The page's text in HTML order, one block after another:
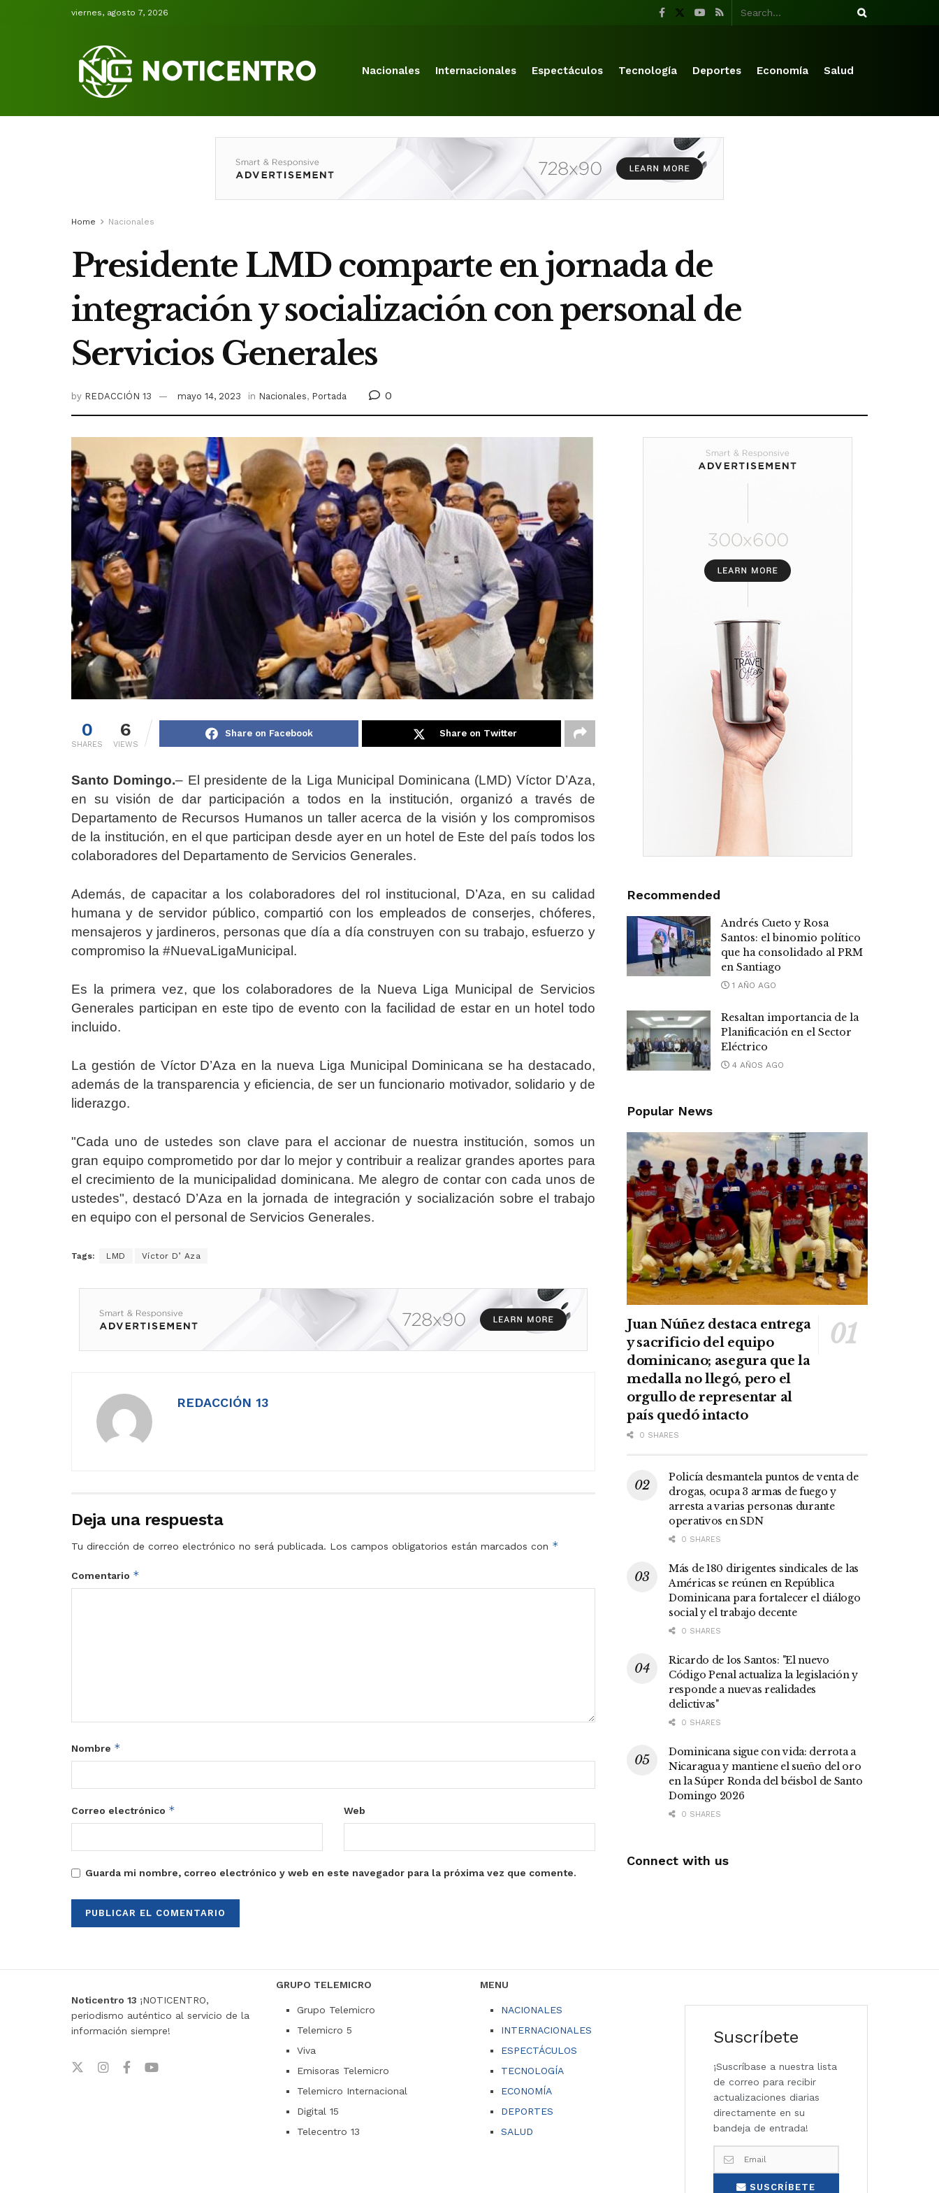
viernes, agosto 7, 2026
Nacionales Internacionales Espectáculos Tecnología Deportes Economía Salud
Home Nacionales
Presidente LMD comparte en jornada de
integración y socialización con personal de
Servicios Generales
by REDACCIÓN 13 mayo 14, 2023 in Nacionales, Portada 0
0
SHARES
6
VIEWS
Share on Facebook Share on Twitter
Santo Domingo.– El presidente de la Liga Municipal Dominicana (LMD) Víctor D’Aza,
en su visión de dar participación a todos en la institución, organizó a través de
Departamento de Recursos Humanos un taller acerca de la visión y los compromisos
de la institución, en el que participan desde ayer en un hotel de Este del país todos los
colaboradores del Departamento de Servicios Generales.
Además, de capacitar a los colaboradores del rol institucional, D’Aza, en su calidad
humana y de servidor público, compartió con los empleados de conserjes, chóferes,
mensajeros y jardineros, personas que día a día construyen con su trabajo, esfuerzo y
compromiso la #NuevaLigaMunicipal.
Es la primera vez, que los colaboradores de la Nueva Liga Municipal de Servicios
Generales participan en este tipo de evento con la facilidad de estar en un hotel todo
incluido.
La gestión de Víctor D’Aza en la nueva Liga Municipal Dominicana se ha destacado,
además de la transparencia y eficiencia, de ser un funcionario motivador, solidario y de
liderazgo.
"Cada uno de ustedes son clave para el accionar de nuestra institución, somos un
gran equipo comprometido por dar lo mejor y contribuir a realizar grandes aportes para
el crecimiento de la municipalidad dominicana. Me alegro de contar con cada unos de
ustedes", destacó D’Aza en la jornada de integración y socialización sobre el trabajo
en equipo con el personal de Servicios Generales.
Tags: LMD Víctor D’ Aza
REDACCIÓN 13
Deja una respuesta
Tu dirección de correo electrónico no será publicada. Los campos obligatorios están marcados con *
Comentario *
Nombre *
Correo electrónico * Web
Guarda mi nombre, correo electrónico y web en este navegador para la próxima vez que comente.
Recommended
Andrés Cueto y Rosa
Santos: el binomio político
que ha consolidado al PRM
en Santiago
1 AÑO AGO
Resaltan importancia de la
Planificación en el Sector
Eléctrico
4 AÑOS AGO
Popular News
Juan Núñez destaca entrega
y sacrificio del equipo
dominicano; asegura que la
medalla no llegó, pero el
orgullo de representar al
país quedó intacto
0 SHARES
Policía desmantela puntos de venta de
drogas, ocupa 3 armas de fuego y
arresta a varias personas durante
operativos en SDN
0 SHARES
Más de 180 dirigentes sindicales de las
Américas se reúnen en República
Dominicana para fortalecer el diálogo
social y el trabajo decente
0 SHARES
Ricardo de los Santos: "El nuevo
Código Penal actualiza la legislación y
responde a nuevas realidades
delictivas"
0 SHARES
Dominicana sigue con vida: derrota a
Nicaragua y mantiene el sueño del oro
en la Súper Ronda del béisbol de Santo
Domingo 2026
0 SHARES
Connect with us
Noticentro 13 ¡NOTICENTRO,
periodismo auténtico al servicio de la
información siempre!
GRUPO TELEMICRO
Grupo Telemicro
Telemicro 5
Viva
Emisoras Telemicro
Telemicro Internacional
Digital 15
Telecentro 13
MENU
NACIONALES
INTERNACIONALES
ESPECTÁCULOS
TECNOLOGÍA
ECONOMÍA
DEPORTES
SALUD
Suscríbete
¡Suscríbase a nuestra lista
de correo para recibir
actualizaciones diarias
directamente en su
bandeja de entrada!
SUSCRÍBETE